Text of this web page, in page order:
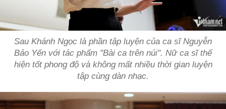
Sau Khánh Ngọc là phần tập luyện của ca sĩ Nguyễn
Bảo Yến với tác phẩm "Bài ca trên núi". Nữ ca sĩ thể
hiện tốt phong độ và không mất nhiều thời gian luyện
tập cùng dàn nhạc.